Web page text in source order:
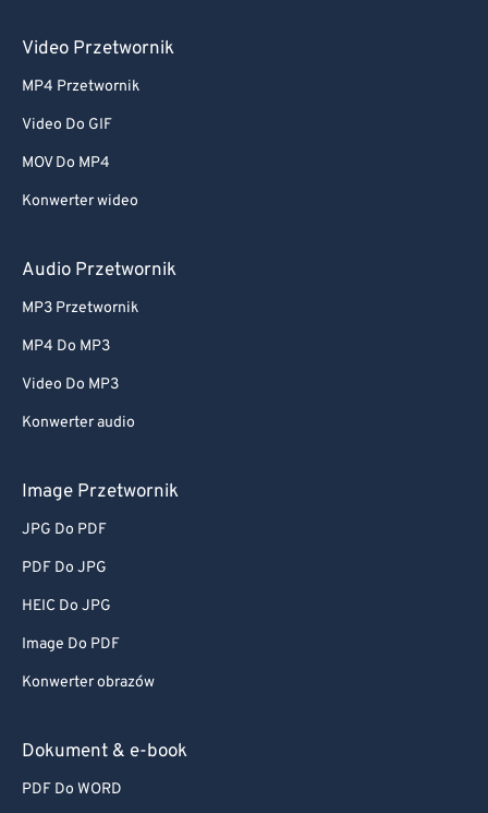
Video Przetwornik
MP4 Przetwornik
Video Do GIF
MOV Do MP4
Konwerter wideo
Audio Przetwornik
MP3 Przetwornik
MP4 Do MP3
Video Do MP3
Konwerter audio
Image Przetwornik
JPG Do PDF
PDF Do JPG
HEIC Do JPG
Image Do PDF
Konwerter obrazów
Dokument & e-book
PDF Do WORD